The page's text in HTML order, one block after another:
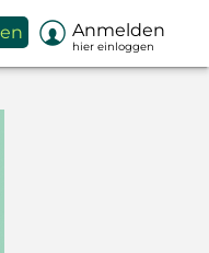
 Anmelden
hier einloggen